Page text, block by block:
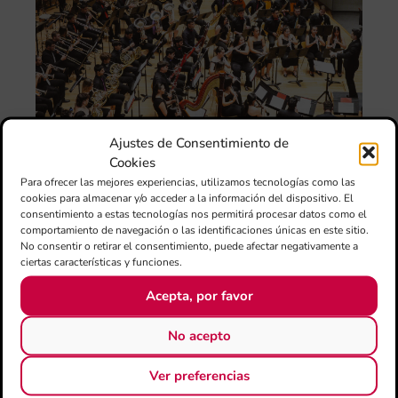
Ajustes de Consentimiento de
Cookies
Para ofrecer las mejores experiencias, utilizamos tecnologías como las
cookies para almacenar y/o acceder a la información del dispositivo. El
consentimiento a estas tecnologías nos permitirá procesar datos como el
comportamiento de navegación o las identificaciones únicas en este sitio.
No consentir o retirar el consentimiento, puede afectar negativamente a
ciertas características y funciones.
Acepta, por favor
No acepto
Ver preferencias
de